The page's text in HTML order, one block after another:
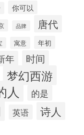
你可以
品牌 唐代
寓意 年初
年 时间
梦幻西游
人 的是
英语 诗人